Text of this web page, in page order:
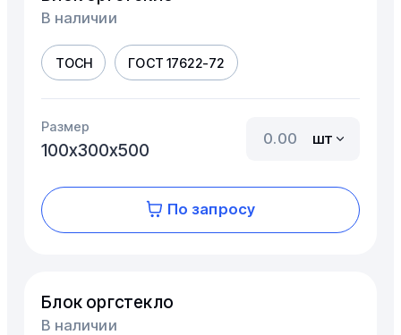
В наличии
ТОСН ГОСТ 17622-72
Размер
100х300х500
шт
По запросу
Блок оргстекло
В наличии